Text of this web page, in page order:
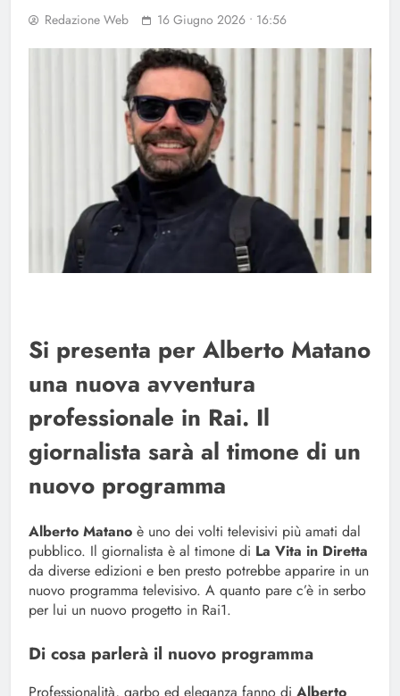
Redazione Web 16 Giugno 2026 • 16:56
Si presenta per Alberto Matano
una nuova avventura
professionale in Rai. Il
giornalista sarà al timone di un
nuovo programma
Alberto Matano è uno dei volti televisivi più amati dal
pubblico. Il giornalista è al timone di La Vita in Diretta
da diverse edizioni e ben presto potrebbe apparire in un
nuovo programma televisivo. A quanto pare c’è in serbo
per lui un nuovo progetto in Rai1.
Di cosa parlerà il nuovo programma